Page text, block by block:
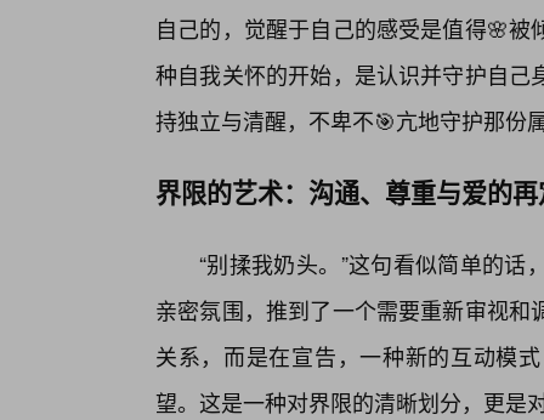
自己的，觉醒于自己的感受是值得🌸
种自我关怀的开始，是认识并守护自
持独立与清醒，不卑不🎯亢地守护那份
界限的艺术：沟通、尊重与爱的
“别揉我奶头。”这句看似简单的
亲密氛围，推到了一个需要重新审视
关系，而是在宣告，一种新的互动模
望。这是一种对界限的清晰划分，更是